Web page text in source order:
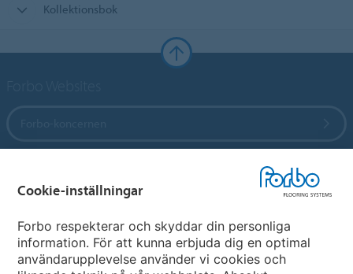
Kollektionsbok
Cookie-inställningar
Forbo respekterar och skyddar din personliga
information. För att kunna erbjuda dig en optimal
användarupplevelse använder vi cookies och